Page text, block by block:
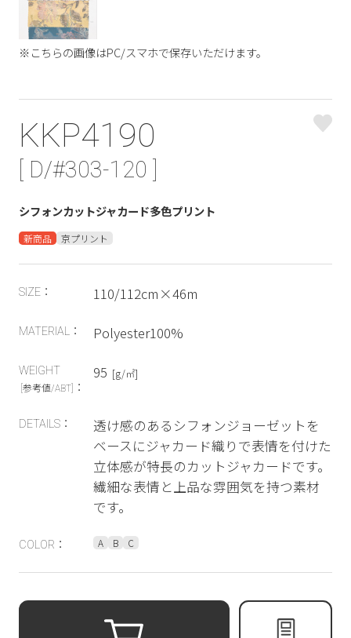
※こちらの画像はPC/スマホで保存いただけます。
KKP4190
[ D/#303-120 ]
シフォンカットジャカード多色プリント
新商品 京プリント
SIZE： 110/112cm×46m
MATERIAL： Polyester100%
WEIGHT
[参考値/ABT] ：
95 [g/㎡]
DETAILS：
透け感のあるシフォンジョーゼットを
ベースにジャカード織りで表情を付けた
立体感が特長のカットジャカードです。
繊細な表情と上品な雰囲気を持つ素材
です。
COLOR： A B C